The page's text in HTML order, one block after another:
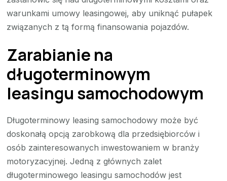
warunkami umowy leasingowej, aby uniknąć pułapek
związanych z tą formą finansowania pojazdów.
Zarabianie na
długoterminowym
leasingu samochodowym
Długoterminowy leasing samochodowy może być
doskonałą opcją zarobkową dla przedsiębiorców i
osób zainteresowanych inwestowaniem w branży
motoryzacyjnej. Jedną z głównych zalet
długoterminowego leasingu samochodów jest